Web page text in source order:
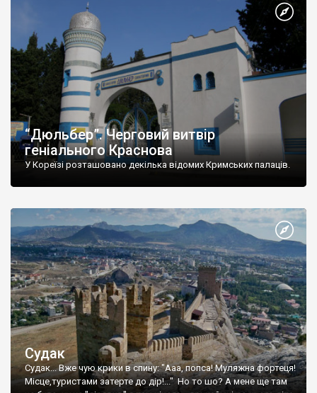
“Дюльбер”. Черговий витвір
геніального Краснова
У Кореїзі розташовано декілька відомих Кримських палаців.
Судак
Судак... Вже чую крики в спину: "Ааа, попса! Муляжна фортеця!
Місце,туристами затерте до дір!..." Но то шо? А мене ще там